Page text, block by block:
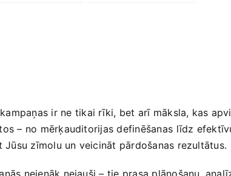
ir ne⁤ tikai rīki, bet arī māksla, kas
– no​ mērķauditorijas​ definēšanas⁣ līdz
zīmolu un veicināt pārdošanas rezultātus.